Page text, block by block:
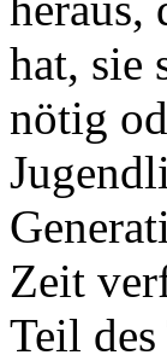
hat, sie
nötig
Zeit
Teil